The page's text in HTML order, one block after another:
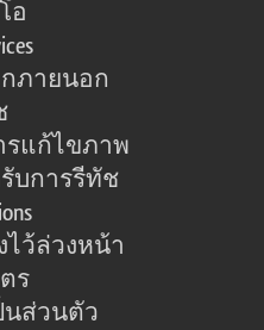
อ
ภายนอก
แก้ไขภาพ
บการรีทัช
ไว้ล่วงหน้า
ร
นส่วนตัว